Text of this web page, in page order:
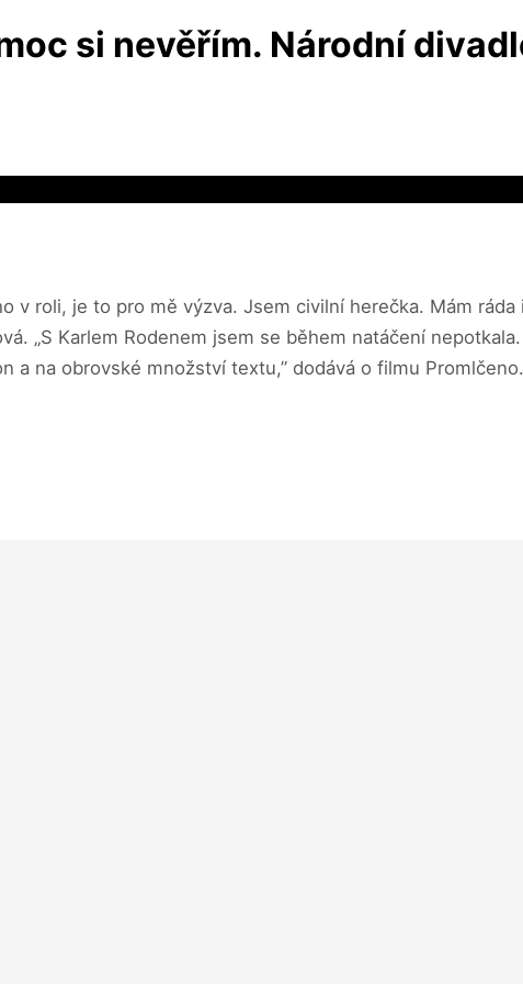
si nevěřím. Národní
v roli, je to pro mě výzva. Jsem civilní herečka. Mám
„S Karlem Rodenem jsem se během natáčení
a na obrovské množství textu,” dodává o filmu Promlčeno.